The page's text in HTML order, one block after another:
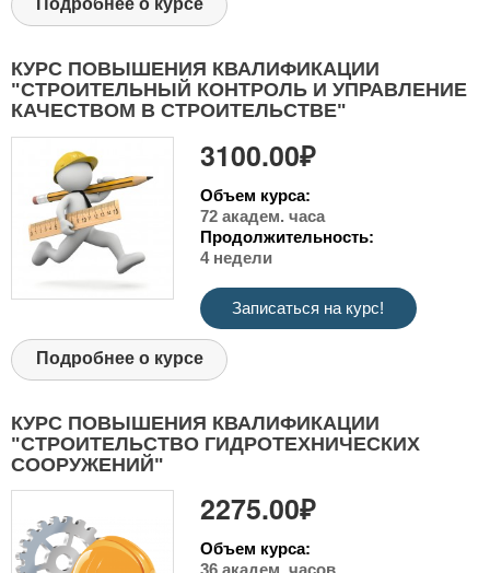
Подробнее о курсе
КУРС ПОВЫШЕНИЯ КВАЛИФИКАЦИИ
"СТРОИТЕЛЬНЫЙ КОНТРОЛЬ И УПРАВЛЕНИЕ
КАЧЕСТВОМ В СТРОИТЕЛЬСТВЕ"
3100.00₽
Объем курса:
72 академ. часа
Продолжительность:
4 недели
Записаться на курс!
Подробнее о курсе
КУРС ПОВЫШЕНИЯ КВАЛИФИКАЦИИ
"СТРОИТЕЛЬСТВО ГИДРОТЕХНИЧЕСКИХ
СООРУЖЕНИЙ"
2275.00₽
Объем курса: